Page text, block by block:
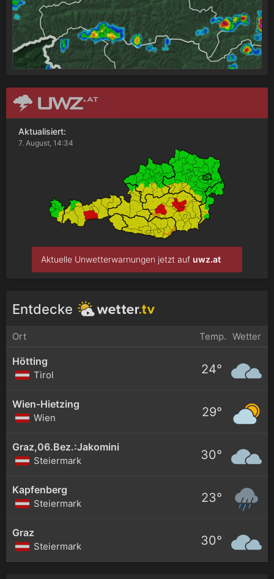
Aktualisiert:
7. August, 14:34
Aktuelle Unwetterwarnungen jetzt auf uwz.at
Entdecke
Ort Temp. Wetter
Hötting
Tirol 24°
Wien-Hietzing
Wien 29°
Graz,06.Bez.:Jakomini
Steiermark 30°
Kapfenberg
Steiermark 23°
Graz
Steiermark 30°